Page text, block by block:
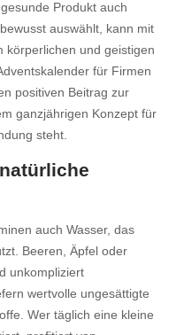
Produkt auch
auswählt, kann mit
körperlichen und geistigen
für Firmen
positiven Beitrag zur
ganzjährigen Konzept für
steht.
auch Wasser, das
Beeren, Äpfel oder
unkompliziert
wertvolle ungesättigte
Wer täglich eine kleine